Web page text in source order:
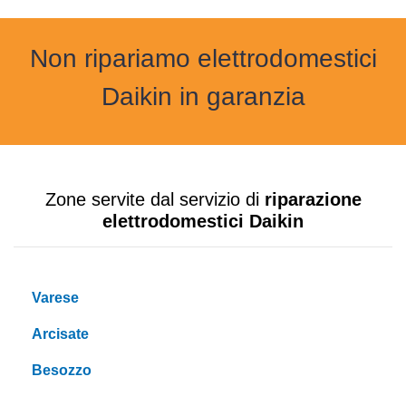
Non ripariamo elettrodomestici
Daikin in garanzia
Zone servite dal servizio di riparazione
elettrodomestici Daikin
Varese
Arcisate
Besozzo